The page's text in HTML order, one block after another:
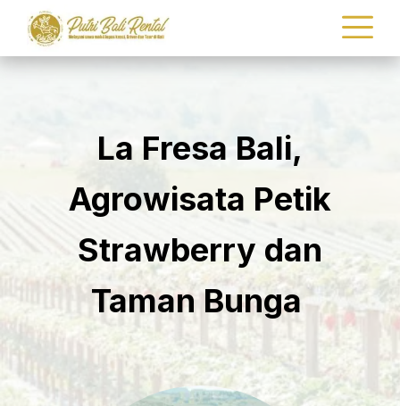
La Fresa Bali,
Agrowisata Petik
Strawberry dan
Taman Bunga